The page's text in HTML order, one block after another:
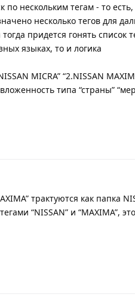
нескольким тегам - то
несколько тегов для
придется гонять список
языках, то и логика
MICRA” “2.NISSAN
типа “страны”
трактуются как папка
“NISSAN” и “MAXIMA”,